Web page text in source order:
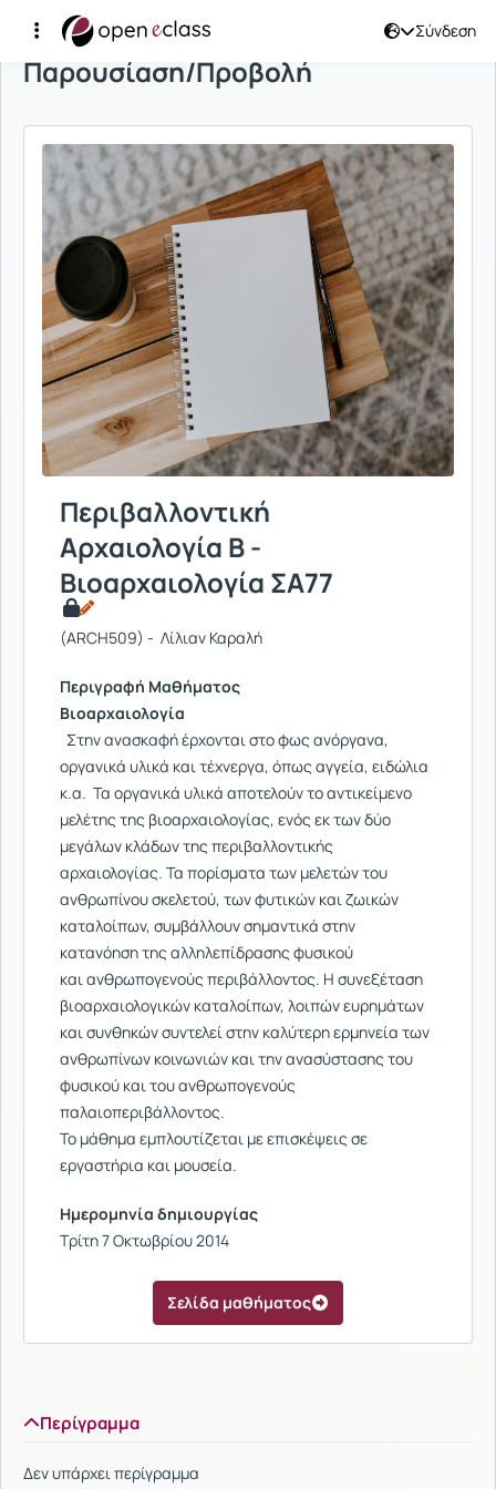
Σύνδεση
Παρουσίαση/Προβολή
Περιβαλλοντική
Αρχαιολογία Β -
Βιοαρχαιολογία ΣΑ77
(ARCH509) - Λίλιαν Καραλή
Περιγραφή Μαθήματος
Βιοαρχαιολογία
Στην ανασκαφή έρχονται στο φως ανόργανα,
οργανικά υλικά και τέχνεργα, όπως αγγεία, ειδώλια
κ.α. Τα οργανικά υλικά αποτελούν το αντικείμενο
μελέτης της βιοαρχαιολογίας, ενός εκ των δύο
μεγάλων κλάδων της περιβαλλοντικής
αρχαιολογίας. Τα πορίσματα των μελετών του
ανθρωπίνου σκελετού, των φυτικών και ζωικών
καταλοίπων, συμβάλλουν σημαντικά στην
κατανόηση της αλληλεπίδρασης φυσικού
και ανθρωπογενούς περιβάλλοντος. Η συνεξέταση
βιοαρχαιολογικών καταλοίπων, λοιπών ευρημάτων
και συνθηκών συντελεί στην καλύτερη ερμηνεία των
ανθρωπίνων κοινωνιών και την ανασύστασης του
φυσικού και του ανθρωπογενούς
παλαιοπεριβάλλοντος.
Το μάθημα εμπλουτίζεται με επισκέψεις σε
εργαστήρια και μουσεία.
Ημερομηνία δημιουργίας
Τρίτη 7 Οκτωβρίου 2014
Σελίδα μαθήματος
Περίγραμμα
Δεν υπάρχει περίγραμμα